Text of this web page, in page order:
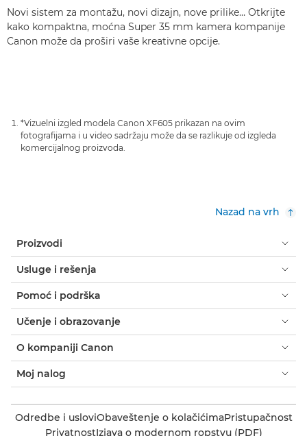
Novi sistem za montažu, novi dizajn, nove prilike… Otkrijte
kako kompaktna, moćna Super 35 mm kamera kompanije
Canon može da proširi vaše kreativne opcije.
*Vizuelni izgled modela Canon XF605 prikazan na ovim
fotografijama i u video sadržaju može da se razlikuje od izgleda
komercijalnog proizvoda.
Nazad na vrh
Proizvodi
Usluge i rešenja
Pomoć i podrška
Učenje i obrazovanje
O kompaniji Canon
Moj nalog
Odredbe i usloviObaveštenje o kolačićimaPristupačnost
PrivatnostIzjava o modernom ropstvu (PDF)